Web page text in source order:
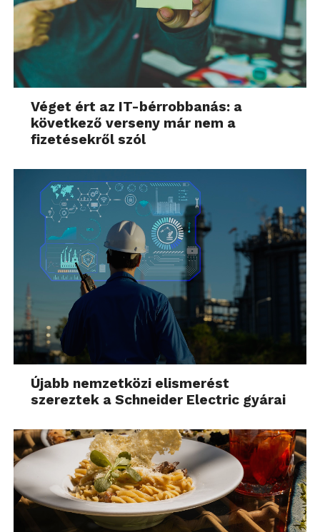
Véget ért az IT-bérrobbanás: a
következő verseny már nem a
fizetésekről szól
Újabb nemzetközi elismerést
szereztek a Schneider Electric gyárai